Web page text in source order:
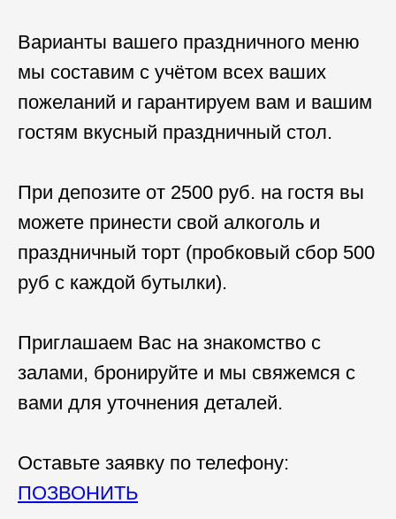
Варианты вашего праздничного меню
мы составим с учётом всех ваших
пожеланий и гарантируем вам и вашим
гостям вкусный праздничный стол.
При депозите от 2500 руб. на гостя вы
можете принести свой алкоголь и
праздничный торт (пробковый сбор 500
руб с каждой бутылки).
Приглашаем Вас на знакомство с
залами, бронируйте и мы свяжемся с
вами для уточнения деталей.
Оставьте заявку по телефону:
ПОЗВОНИТЬ